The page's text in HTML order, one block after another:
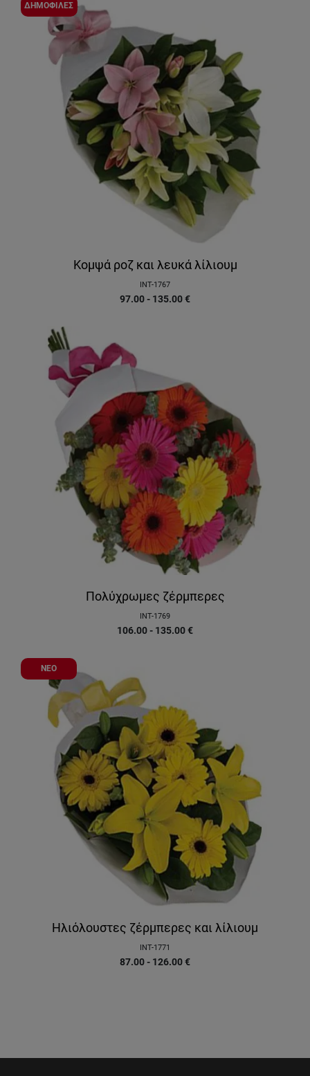
ΔΗΜΟΦΙΛΕΣ
Κομψά ροζ και λευκά λίλιουμ
INT-1767
97.00 - 135.00€
Πολύχρωμες ζέρμπερες
INT-1769
106.00 - 135.00€
ΝΕΟ
Ηλιόλουστες ζέρμπερες και λίλιουμ
INT-1771
87.00 - 126.00€